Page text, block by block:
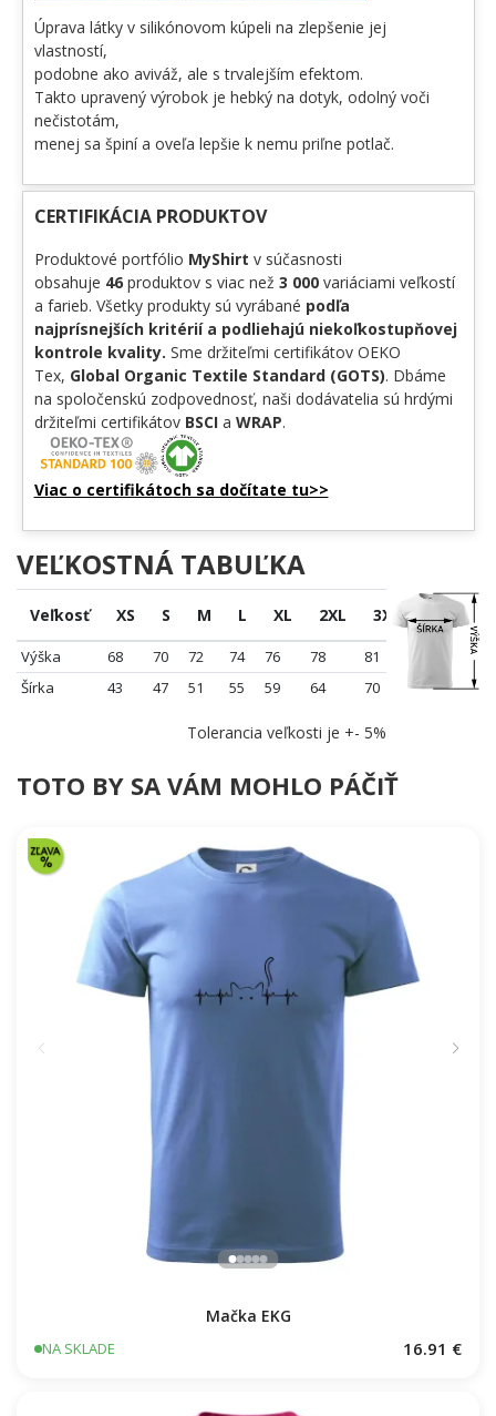
Úprava látky v silikónovom kúpeli na zlepšenie jej
vlastností,
podobne ako aviváž, ale s trvalejším efektom.
Takto upravený výrobok je hebký na dotyk, odolný voči
nečistotám,
menej sa špiní a oveľa lepšie k nemu priľne potlač.
CERTIFIKÁCIA PRODUKTOV
Produktové portfólio MyShirt v súčasnosti
obsahuje 46 produktov s viac než 3 000variáciami veľkostí
a farieb. Všetky produkty sú vyrábané podľa
najprísnejších kritérií a podliehajú niekoľkostupňovej
kontrole kvality. Sme držiteľmi certifikátov OEKO
Tex, Global Organic Textile Standard (GOTS). Dbáme
na spoločenskú zodpovednosť, naši dodávatelia sú hrdými
držiteľmi certifikátov BSCI a WRAP.
Viac o certifikátoch sa dočítate tu>>
VEĽKOSTNÁ TABUĽKA
Veľkosť XS S M L XL 2XL 3XL 4XL
Výška 68 70 72 74 76 78 81
Šírka
43 47 51 55 59 64 70 76
Tolerancia veľkosti je +- 5%
TOTO BY SA VÁM MOHLO PÁČIŤ
Mačka EKG
NA SKLADE 16.91 €